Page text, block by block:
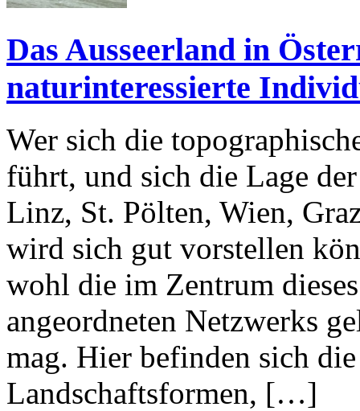
Das Ausseerland in
naturinteressierte
Wer sich die
führt, und sich die Lage
Linz, St. Pölten, Wien,
wird sich gut vorstellen
wohl die im Zentrum
angeordneten Netzwerks
mag. Hier befinden sich
Landschaftsformen, […]